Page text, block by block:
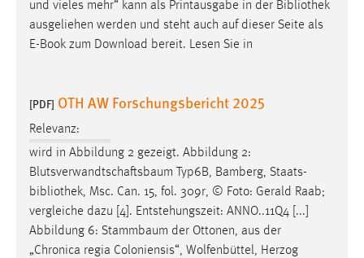
und vieles mehr“ kann als Printausgabe in der Bibliothek
ausgeliehen werden und steht auch auf dieser Seite als
E-Book zum Download bereit. Lesen Sie in
[PDF] OTH AW Forschungsbericht 2025
Relevanz:
wird in Abbildung 2 gezeigt. Abbildung 2:
Blutsverwandtschaftsbaum Typ6B, Bamberg, Staats-
bibliothek, Msc. Can. 15, fol. 309r, © Foto: Gerald Raab;
vergleiche dazu [4]. Entstehungszeit: ANNO..11Q4 [...]
Abbildung 6: Stammbaum der Ottonen, aus der
„Chronica regia Coloniensis“, Wolfenbüttel, Herzog